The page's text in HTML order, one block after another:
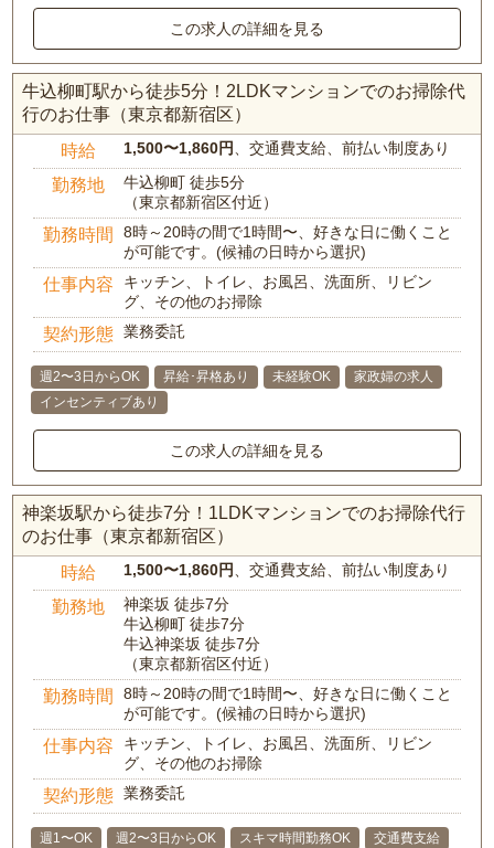
この求人の詳細を見る
牛込柳町駅から徒歩5分！2LDKマンションでのお掃除代
行のお仕事（東京都新宿区）
時給 1,500〜1,860円、交通費支給、前払い制度あり
勤務地
牛込柳町 徒歩5分
（東京都新宿区付近）
勤務時間
8時～20時の間で1時間〜、好きな日に働くこと
が可能です。(候補の日時から選択)
仕事内容
キッチン、トイレ、お風呂、洗面所、リビン
グ、その他のお掃除
契約形態 業務委託
週2〜3日からOK 昇給･昇格あり 未経験OK
家政婦の求人
インセンティブあり
この求人の詳細を見る
神楽坂駅から徒歩7分！1LDKマンションでのお掃除代行
のお仕事（東京都新宿区）
時給 1,500〜1,860円、交通費支給、前払い制度あり
勤務地
神楽坂 徒歩7分
牛込柳町 徒歩7分
牛込神楽坂 徒歩7分
（東京都新宿区付近）
勤務時間
8時～20時の間で1時間〜、好きな日に働くこと
が可能です。(候補の日時から選択)
仕事内容
キッチン、トイレ、お風呂、洗面所、リビン
グ、その他のお掃除
契約形態 業務委託
週1〜OK 週2〜3日からOK スキマ時間勤務OK
交通費支給